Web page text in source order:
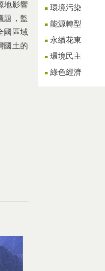
地影響
題，監
國區域
國土的
環境污染
能源轉型
永續花東
環境民主
綠色經濟